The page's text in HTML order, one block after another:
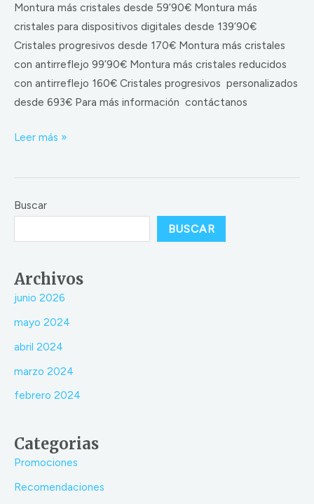
Montura más cristales desde 59’90€ Montura más
cristales para dispositivos digitales desde 139’90€
Cristales progresivos desde 170€ Montura más cristales
con antirreflejo 99’90€ Montura más cristales reducidos
con antirreflejo 160€ Cristales progresivos personalizados
desde 693€ Para más información contáctanos
Leer más »
Buscar
BUSCAR
Archivos
junio 2026
mayo 2024
abril 2024
marzo 2024
febrero 2024
Categorias
Promociones
Recomendaciones